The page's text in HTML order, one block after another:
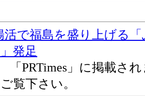
活で福島を盛り上げる
発足
」に掲載されま
覧下さい。